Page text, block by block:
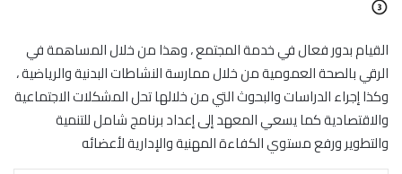
القيام بدور فعال في خدمة المجتمع ، وهذا من خلال المساهمة في
الرقي بالصحة العمومية من خلال ممارسة النشاطات البدنية والرياضية ،
وكذا إجراء الدراسات والبحوث التي من خلالها تحل المشكلات الاجتماعية
والاقتصادية كما يسعي المعهد إلى إعداد برنامج شامل للتنمية
والتطوير ورفع مستوي الكفاءة المهنية والإدارية لأعضائه